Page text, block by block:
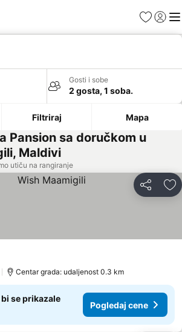
FavoritiPrijavi
Gosti i sobe
2 gosta, 1 soba.
Filtriraj Mapa
Pansion sa doručkom u
Maldivi
utiču na rangiranje
Deli
Centar grada: udaljenost 0.3 km
se prikazale
Pogledaj cene